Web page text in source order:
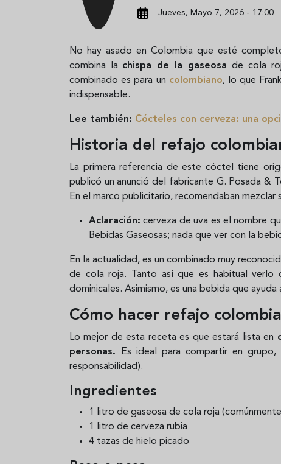
Jueves, Mayo 7, 2026 - 17:00
No hay asado en Colombia que esté
combina la chispa de la gaseosade cola
combinado es para un colombiano, lo que
indispensable.
Lee también: Cócteles con cerveza: una
Historia del refajo
La primera referencia de este cóctel tiene
publicó un anunció del fabricante G. Posada &
En el marco publicitario, recomendaban mezclar
Aclaración: cerveza de uva es el nombre
Bebidas Gaseosas; nada que ver con la
En la actualidad, es un combinado muy
de cola roja. Tanto así que es habitual verlo
dominicales. Asimismo, es una bebida que ayuda
Cómo hacer refajo
Lo mejor de esta receta es que estará lista en
personas.
Es ideal para compartir en
responsabilidad).
Ingredientes
1 litro de gaseosa de cola roja
1 litro de cerveza rubia
4 tazas de hielo picado